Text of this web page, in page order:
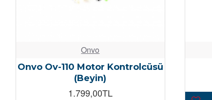
Onvo
Onvo Ov-110 Motor Kontrolcüsü
(Beyin)
1.799,00TL